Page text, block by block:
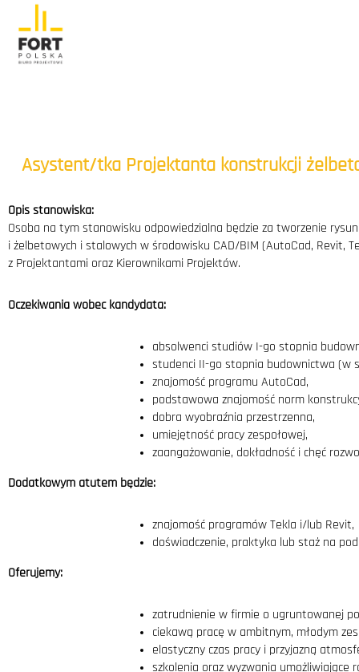
Asystent/tka Projektanta konstrukcji
Opis stanowiska:
Osoba na tym stanowisku odpowiedzialna będzie za tworzenie
i żelbetowych i stalowych w środowisku CAD/BIM (AutoCad, Revit,
z Projektantami oraz Kierownikami Projektów.
Oczekiwania wobec kandydata:
absolwenci studiów I-go stopnia
studenci II-go stopnia budownictwa (w
znajomość programu AutoCad,
podstawowa znajomość norm
dobra wyobraźnia przestrzenna,
umiejętność pracy zespołowej,
zaangażowanie, dokładność i chęć
Dodatkowym atutem będzie:
znajomość programów Tekla i/lub Revit,
doświadczenie, praktyka lub staż na
Oferujemy:
zatrudnienie w firmie o ugruntowanej
ciekawą pracę w ambitnym, młodym
elastyczny czas pracy i przyjazną
szkolenia oraz wyzwania umożliwiające